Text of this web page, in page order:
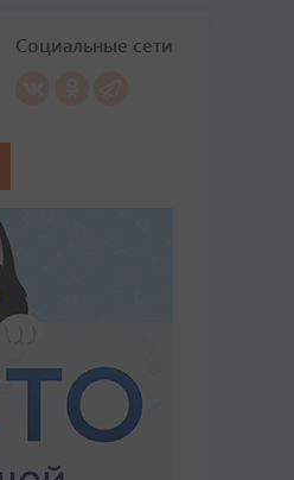
Социальные сети